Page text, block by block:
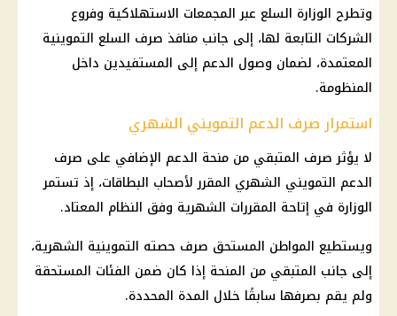
وتطرح الوزارة السلع عبرالمجمعات الاستهلاكية وفروع
الشركات التابعة لها، إلى جانب منافذ صرف السلع التموينية
المعتمدة، لضمان وصول الدعم إلى المستفيدين داخل
المنظومة.
استمرار صرف الدعم التمويني الشهري
لا يؤثر صرف المتبقي من منحة الدعم الإضافي على صرف
الدعم التمويني الشهري المقرر لأصحاب البطاقات، إذ تستمر
الوزارة في إتاحة المقررات الشهرية وفق النظام المعتاد.
ويستطيع المواطن المستحق صرف حصته التموينية الشهرية،
إلى جانب المتبقي من المنحة إذا كان ضمن الفئات المستحقة
ولم يقم بصرفها سابقًا خلال المدة المحددة.